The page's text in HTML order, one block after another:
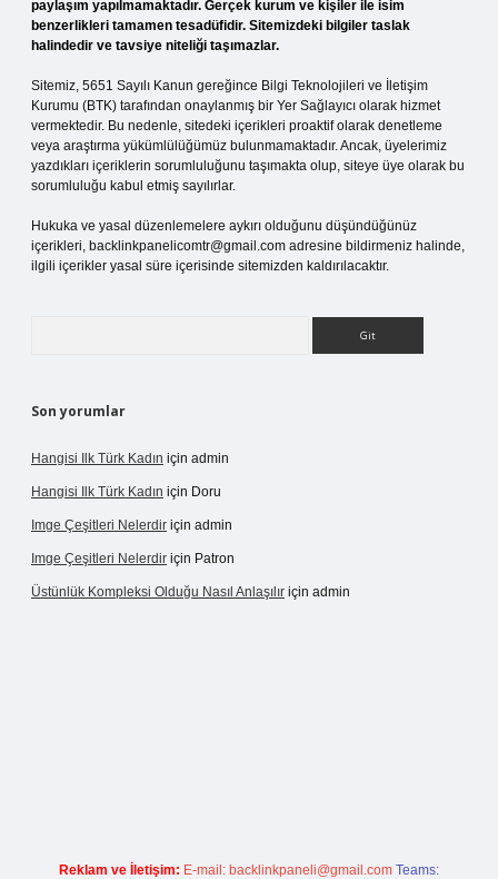
paylaşım yapılmamaktadır. Gerçek kurum ve kişiler ile isim
benzerlikleri tamamen tesadüfidir. Sitemizdeki bilgiler taslak
halindedir ve tavsiye niteliği taşımazlar.
Sitemiz, 5651 Sayılı Kanun gereğince Bilgi Teknolojileri ve İletişim
Kurumu (BTK) tarafından onaylanmış bir Yer Sağlayıcı olarak hizmet
vermektedir. Bu nedenle, sitedeki içerikleri proaktif olarak denetleme
veya araştırma yükümlülüğümüz bulunmamaktadır. Ancak, üyelerimiz
yazdıkları içeriklerin sorumluluğunu taşımakta olup, siteye üye olarak bu
sorumluluğu kabul etmiş sayılırlar.
Hukuka ve yasal düzenlemelere aykırı olduğunu düşündüğünüz
içerikleri, backlinkpanelicomtr@gmail.com adresine bildirmeniz halinde,
ilgili içerikler yasal süre içerisinde sitemizden kaldırılacaktır.
Son yorumlar
Hangisi Ilk Türk Kadın için admin
Hangisi Ilk Türk Kadın için Doru
Imge Çeşitleri Nelerdir için admin
Imge Çeşitleri Nelerdir için Patron
Üstünlük Kompleksi Olduğu Nasıl Anlaşılır için admin
Reklam ve İletişim: E-mail: backlinkpaneli@gmail.com Teams: